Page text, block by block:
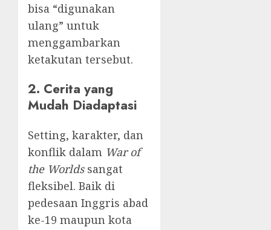
bisa “digunakan
ulang” untuk
menggambarkan
ketakutan tersebut.
2. Cerita yang
Mudah Diadaptasi
Setting, karakter, dan
konflik dalam War of
the Worldssangat
fleksibel. Baik di
pedesaan Inggris abad
ke-19 maupun kota